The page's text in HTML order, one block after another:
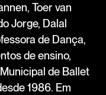
Toer van
Jorge, Dalal
de Dança,
de ensino,
de Ballet
1986. Em